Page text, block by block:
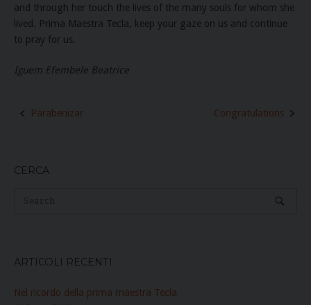
and through her touch the lives of the many souls for whom she
lived. Prima Maestra Tecla, keep your gaze on us and continue
to pray for us.
Iguem Efembele Beatrice
Post
Parabenizar Congratulations
CERCA
ARTICOLI RECENTI
Nel ricordo della prima maestra Tecla